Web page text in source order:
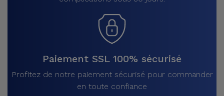
Paiement SSL 100% sécurisé
Profitez de notre paiement sécurisé pour commander
en toute confiance